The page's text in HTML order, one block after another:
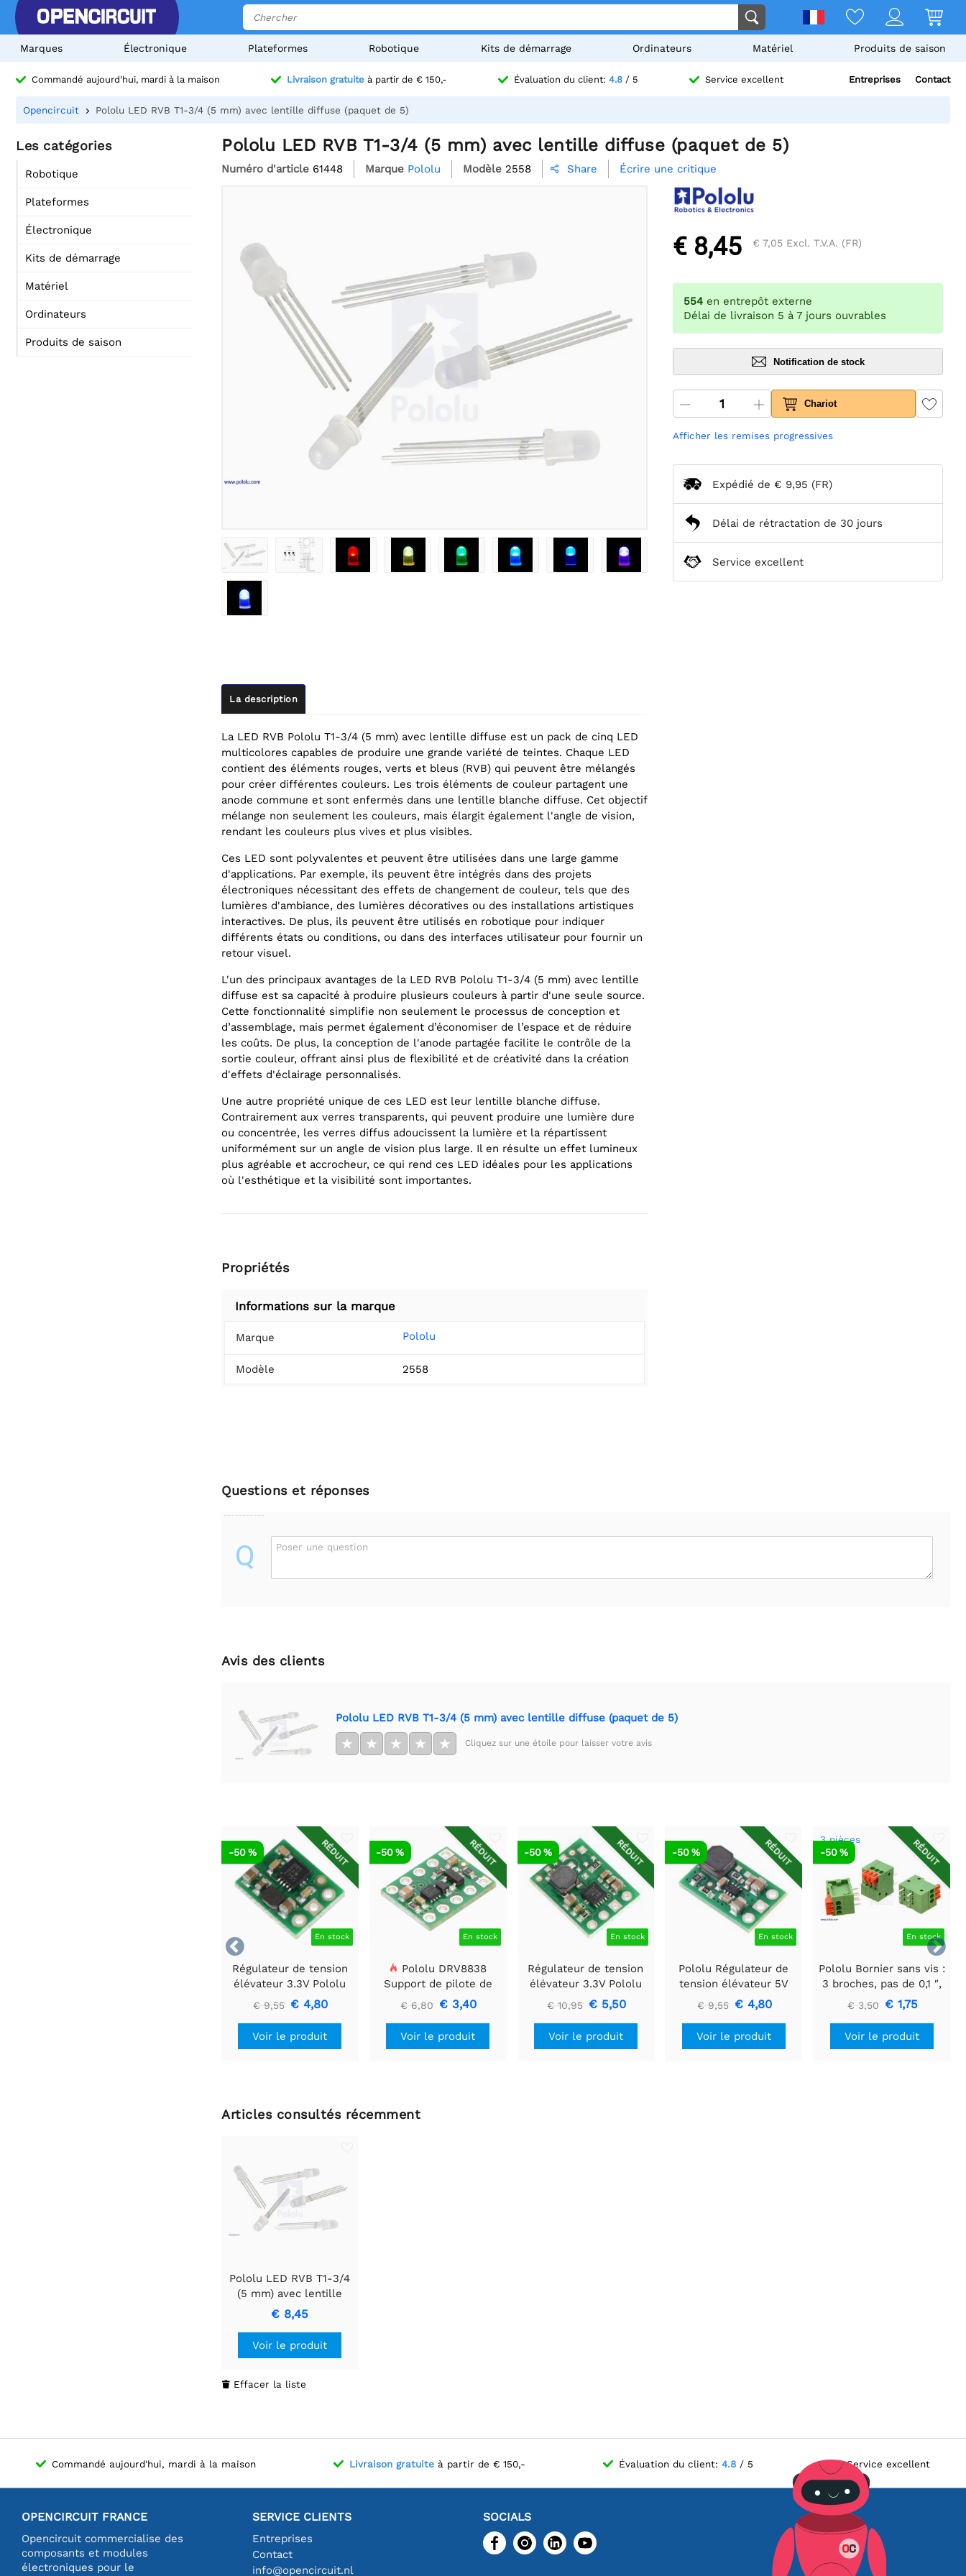
Marques Électronique Plateformes Robotique Kits de démarrage Ordinateurs Matériel Produits de saison
Commandé aujourd'hui, mardi à la maison Livraison gratuite à partir de € 150,- Évaluation du client: 4.8 / 5 Service excellent Entreprises Contact
Opencircuit Pololu LED RVB T1-3/4 (5 mm) avec lentille diffuse (paquet de 5)
Les catégories
Robotique
Plateformes
Électronique
Kits de démarrage
Matériel
Ordinateurs
Produits de saison
Pololu LED RVB T1-3/4 (5 mm) avec lentille diffuse (paquet de 5)
Numéro d'article 61448 Marque Pololu Modèle 2558  Share Écrire une critique
La description
La LED RVB Pololu T1-3/4 (5 mm) avec lentille diffuse est un pack de cinq LED
multicolores capables de produire une grande variété de teintes. Chaque LED
contient des éléments rouges, verts et bleus (RVB) qui peuvent être mélangés
pour créer différentes couleurs. Les trois éléments de couleur partagent une
anode commune et sont enfermés dans une lentille blanche diffuse. Cet objectif
mélange non seulement les couleurs, mais élargit également l'angle de vision,
rendant les couleurs plus vives et plus visibles.
Ces LED sont polyvalentes et peuvent être utilisées dans une large gamme
d'applications. Par exemple, ils peuvent être intégrés dans des projets
électroniques nécessitant des effets de changement de couleur, tels que des
lumières d'ambiance, des lumières décoratives ou des installations artistiques
interactives. De plus, ils peuvent être utilisés en robotique pour indiquer
différents états ou conditions, ou dans des interfaces utilisateur pour fournir un
retour visuel.
L'un des principaux avantages de la LED RVB Pololu T1-3/4 (5 mm) avec lentille
diffuse est sa capacité à produire plusieurs couleurs à partir d'une seule source.
Cette fonctionnalité simplifie non seulement le processus de conception et
d’assemblage, mais permet également d’économiser de l’espace et de réduire
les coûts. De plus, la conception de l'anode partagée facilite le contrôle de la
sortie couleur, offrant ainsi plus de flexibilité et de créativité dans la création
d'effets d'éclairage personnalisés.
Une autre propriété unique de ces LED est leur lentille blanche diffuse.
Contrairement aux verres transparents, qui peuvent produire une lumière dure
ou concentrée, les verres diffus adoucissent la lumière et la répartissent
uniformément sur un angle de vision plus large. Il en résulte un effet lumineux
plus agréable et accrocheur, ce qui rend ces LED idéales pour les applications
où l'esthétique et la visibilité sont importantes.
Propriétés
Informations sur la marque
Marque Pololu
Modèle 2558
€ 8,45 € 7,05 Excl. T.V.A. (FR)
554 en entrepôt externe
Délai de livraison 5 à 7 jours ouvrables
Notification de stock
Chariot
Afficher les remises progressives
Expédié de € 9,95 (FR)
Délai de rétractation de 30 jours
Service excellent
Questions et réponses
Q Poser une question
Avis des clients
Pololu LED RVB T1-3/4 (5 mm) avec lentille diffuse (paquet de 5)
★ ★ ★ ★ ★ Cliquez sur une étoile pour laisser votre avis


RÉDUIT
En stock
-50 %
Régulateur de tension
élévateur 3.3V Pololu
U1V10F3
€ 9,55 € 4,80
Voir le produit
RÉDUIT
En stock
-50 %
Pololu DRV8838
Support de pilote de
moteur CC à balais
€ 6,80 € 3,40
Voir le produit
RÉDUIT
En stock
-50 %
Régulateur de tension
élévateur 3.3V Pololu
U1V11F3
€ 10,95 € 5,50
Voir le produit
RÉDUIT
En stock
-50 %
Pololu Régulateur de
tension élévateur 5V
U3V16F5
€ 9,55 € 4,80
Voir le produit
RÉDUIT
3 pièces
En stock
-50 %
Pololu Bornier sans vis :
3 broches, pas de 0,1 ″,
entrée latérale (paquet
€ 3,50 € 1,75
Voir le produit
Articles consultés récemment
Pololu LED RVB T1-3/4
(5 mm) avec lentille
diffuse (paquet de 5)
€ 8,45
Voir le produit
 Effacer la liste
Commandé aujourd'hui, mardi à la maison Livraison gratuite à partir de € 150,- Évaluation du client: 4.8 / 5 Service excellent
OPENCIRCUIT FRANCE
Opencircuit commercialise des
composants et modules
électroniques pour le
SERVICE CLIENTS
Entreprises
Contact
info@opencircuit.nl
SOCIALS